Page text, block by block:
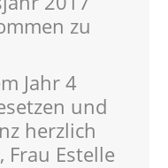
zu
Jahr 4
und
herzlich
Frau Estelle